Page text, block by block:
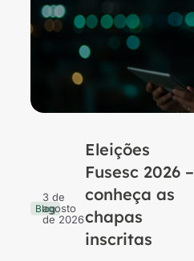
Blog
3 de
agosto
de 2026
Eleições
Fusesc 2026 –
conheça as
chapas
inscritas